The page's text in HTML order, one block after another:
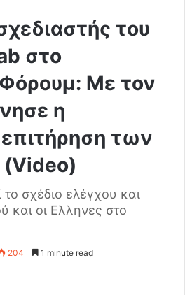
του
στο
Με τον
η
επιτήρηση των
σχέδιο ελέγχου και
και οι Ελληνες στο
204 1 minute read